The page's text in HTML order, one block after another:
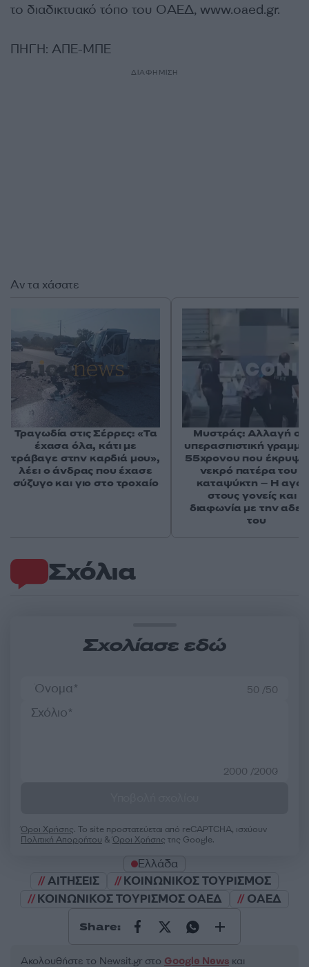
το διαδικτυακό τόπο του ΟΑΕΔ, www.oaed.gr.
ΠΗΓΗ: ΑΠΕ-ΜΠΕ
ΔΙΑΦΗΜΙΣΗ
Σχόλια
Σχολίασε εδώ
50 /50
2000 /2000
Όροι Χρήσης. Το site προστατεύεται από reCAPTCHA, ισχύουν
Πολιτική Απορρήτου &Όροι Χρήσης της Google.
Ελλάδα
ΑΙΤΗΣΕΙΣ
ΚΟΙΝΩΝΙΚΟΣ ΤΟΥΡΙΣΜΟΣ
ΚΟΙΝΩΝΙΚΟΣ ΤΟΥΡΙΣΜΟΣ ΟΑΕΔ
ΟΑΕΔ
Share:
Ακολουθήστε το Νewsit.gr στο Google News και
Αν τα χάσατε
Τραγωδία στις Σέρρες: «Τα
έχασα όλα, κάτι με
τράβαγε στην καρδιά μου»,
λέει ο άνδρας που έχασε
σύζυγο και γιο στο τροχαίο
Μυστράς: Αλλαγή
υπερασπιστική
55χρονου που έκρυψε
νεκρό πατέρα του
καταψύκτη – Η
στους γονείς και η
διαφωνία με την
του